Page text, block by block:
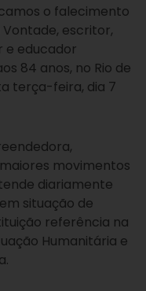
o falecimento
escritor,
e educador
84 anos, no Rio de
terça-feira, dia 7
movimentos
diariamente
situação de
referência na
Humanitária e